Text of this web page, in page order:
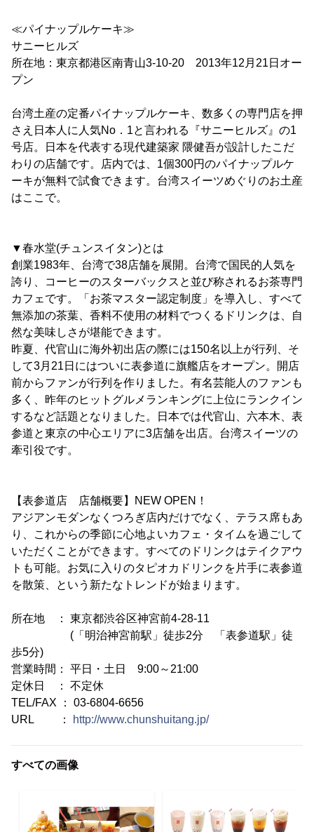
≪パイナップルケーキ≫
サニーヒルズ
所在地：東京都港区南青山3-10-20 2013年12月21日オー
プン
台湾土産の定番パイナップルケーキ、数多くの専門店を押
さえ日本人に人気No．1と言われる『サニーヒルズ』の1
号店。日本を代表する現代建築家 隈健吾が設計したこだ
わりの店舗です。店内では、1個300円のパイナップルケ
ーキが無料で試食できます。台湾スイーツめぐりのお土産
はここで。
▼春水堂(チュンスイタン)とは
創業1983年、台湾で38店舗を展開。台湾で国民的人気を
誇り、コーヒーのスターバックスと並び称されるお茶専門
カフェです。「お茶マスター認定制度」を導入し、すべて
無添加の茶葉、香料不使用の材料でつくるドリンクは、自
然な美味しさが堪能できます。
昨夏、代官山に海外初出店の際には150名以上が行列、そ
して3月21日にはついに表参道に旗艦店をオープン。開店
前からファンが行列を作りました。有名芸能人のファンも
多く、昨年のヒットグルメランキングに上位にランクイン
するなど話題となりました。日本では代官山、六本木、表
参道と東京の中心エリアに3店舗を出店。台湾スイーツの
牽引役です。
【表参道店 店舗概要】NEW OPEN！
アジアンモダンなくつろぎ店内だけでなく、テラス席もあ
り、これからの季節に心地よいカフェ・タイムを過ごして
いただくことができます。すべてのドリンクはテイクアウ
トも可能。お気に入りのタピオカドリンクを片手に表参道
を散策、という新たなトレンドが始まります。
所在地 ： 東京都渋谷区神宮前4-28-11
(「明治神宮前駅」徒歩2分 「表参道駅」徒
歩5分)
営業時間： 平日・土日 9:00～21:00
定休日 ： 不定休
TEL/FAX ： 03-6804-6656
URL ：
http://www.chunshuitang.jp/
すべての画像